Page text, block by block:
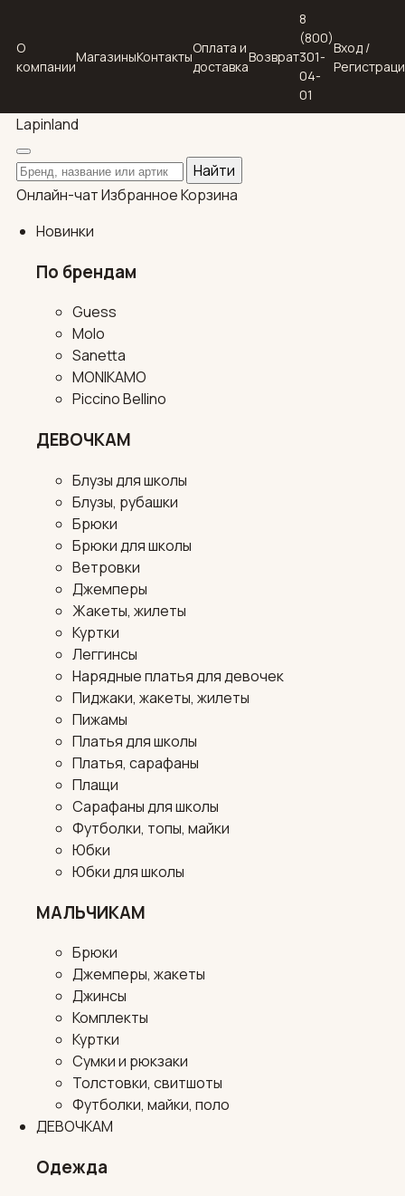
О
компании
МагазиныКонтакты
Оплата и
доставка
Возврат
8
(800)
301-
04-
01
Вход /
Lapinland
Поиск по каталогу
Найти
Онлайн-чатИзбранноеКорзина
Новинки
По брендам
Guess
Molo
Sanetta
MONIKAMO
Piccino Bellino
ДЕВОЧКАМ
Блузы для школы
Блузы, рубашки
Брюки
Брюки для школы
Ветровки
Джемперы
Жакеты, жилеты
Куртки
Леггинсы
Нарядные платья для девочек
Пиджаки, жакеты, жилеты
Пижамы
Платья для школы
Платья, сарафаны
Плащи
Сарафаны для школы
Футболки, топы, майки
Юбки
Юбки для школы
МАЛЬЧИКАМ
Брюки
Джемперы, жакеты
Джинсы
Комплекты
Куртки
Сумки и рюкзаки
Толстовки, свитшоты
Футболки, майки, поло
ДЕВОЧКАМ
Одежда